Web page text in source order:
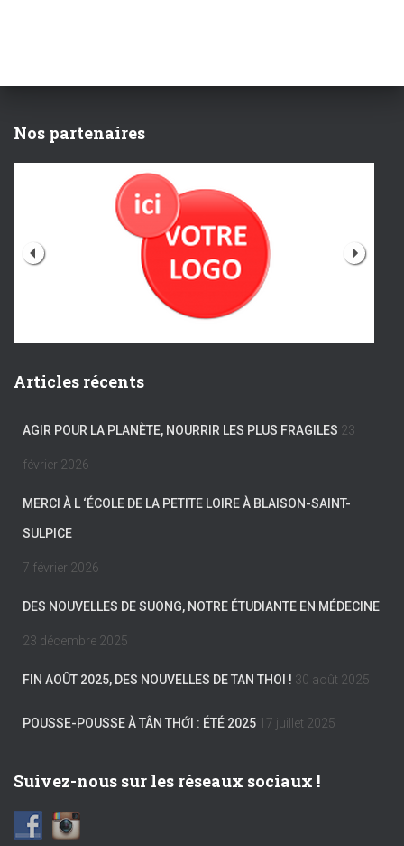
Nos partenaires
Articles récents
AGIR POUR LA PLANÈTE, NOURRIR LES PLUS FRAGILES 23
février 2026
MERCI À L ‘ÉCOLE DE LA PETITE LOIRE À BLAISON-SAINT-
SULPICE
7 février 2026
DES NOUVELLES DE SUONG, NOTRE ÉTUDIANTE EN MÉDECINE
23 décembre 2025
FIN AOÛT 2025, DES NOUVELLES DE TAN THOI ! 30 août 2025
POUSSE-POUSSE À TÂN THỚI : ÉTÉ 2025 17 juillet 2025
Suivez-nous sur les réseaux sociaux !